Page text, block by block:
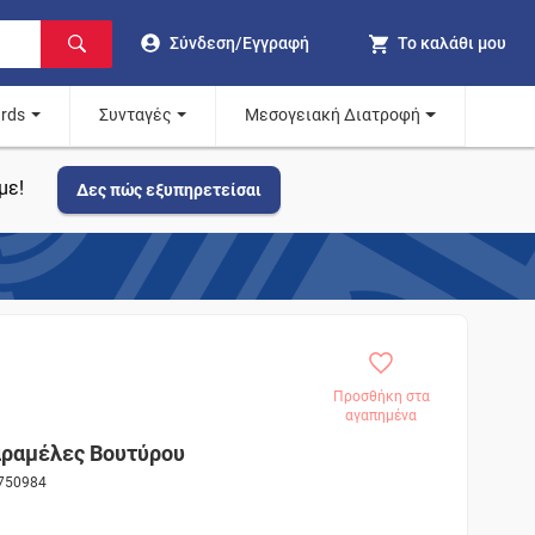
Σύνδεση/Εγγραφή Το καλάθι μου
Συνταγές Μεσογειακή Διατροφή
Δες πώς εξυπηρετείσαι
Προσθήκη στα
αγαπημένα
Βουτύρου